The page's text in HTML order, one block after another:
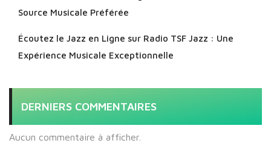
Source Musicale Préférée
Écoutez le Jazz en Ligne sur Radio TSF Jazz : Une
Expérience Musicale Exceptionnelle
DERNIERS COMMENTAIRES
Aucun commentaire à afficher.